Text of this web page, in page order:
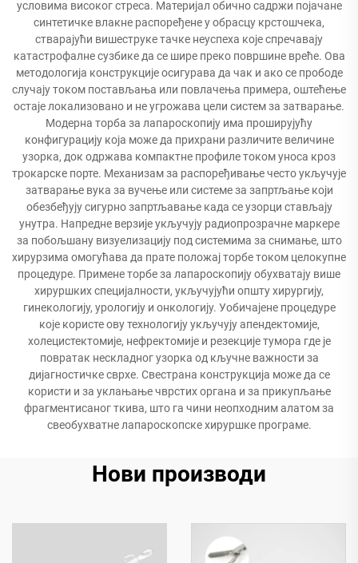
условима високог стреса. Материјал обично садржи појачане
синтетичке влакне распоређене у обрасцу крстошчека,
стварајући вишеструке тачке неуспеха које спречавају
катастрофалне сузбике да се шире преко површине вреће. Ова
методологија конструкције осигурава да чак и ако се прободе
случају током постављања или повлачења примера, оштећење
остаје локализовано и не угрожава цели систем за затварање.
Модерна торба за лапароскопију има проширујућу
конфигурацију која може да прихрани различите величине
узорка, док одржава компактне профиле током уноса кроз
трокарске порте. Механизам за распоређивање често укључује
затварање вука за вучење или системе за запртљање који
обезбеђују сигурно запртљавање када се узорци стављају
унутра. Напредне верзије укључују радиопрозрачне маркере
за побољшану визуелизацију под системима за снимање, што
хирурзима омогућава да прате положај торбе током целокупне
процедуре. Примене торбе за лапароскопију обухватају више
хируршких специјалности, укључујући општу хирургију,
гинекологију, урологију и онкологију. Уобичајене процедуре
које користе ову технологију укључују апендектомије,
холецистектомије, нефректомије и резекције тумора где је
повратак нескладног узорка од кључне важности за
дијагностичке сврхе. Свестрана конструкција може да се
користи и за уклањање чврстих органа и за прикупљање
фрагментисаног ткива, што га чини неопходним алатом за
свеобухватне лапароскопске хируршке програме.
Нови производи